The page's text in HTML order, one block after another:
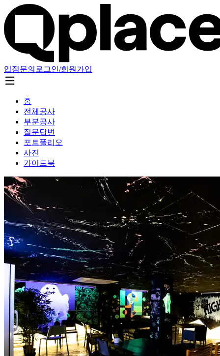
입점문의 로그인/회원가입
홈
전체공사
부분공사
질문답변
포트폴리오
사진
가이드북